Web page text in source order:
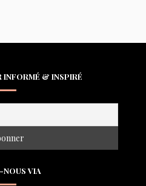
INFORMÉ & INSPIRÉ
NOUS VIA